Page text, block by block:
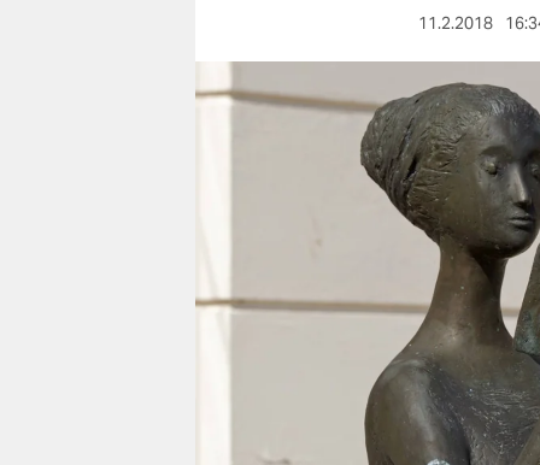
verlag
11.2.2018